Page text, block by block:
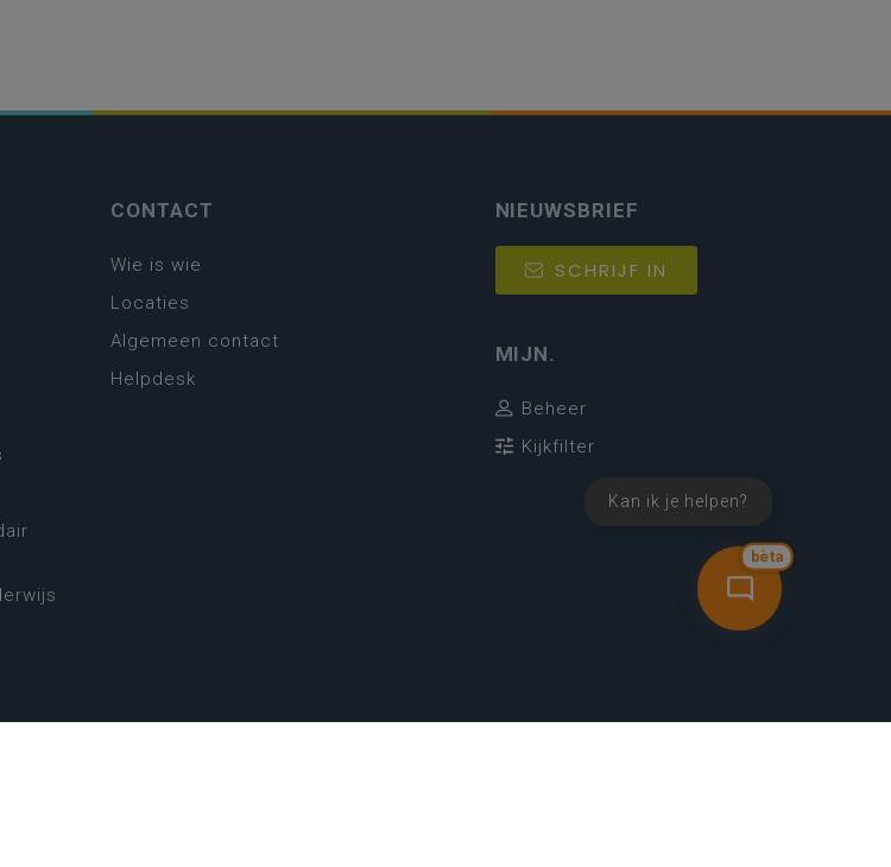
bèta
Kan ik je helpen?
CONTACT
Wie is wie
Locaties
Algemeen contact
Helpdesk
NIEUWSBRIEF
SCHRIJF IN
MIJN.
Beheer
Kijkfilter